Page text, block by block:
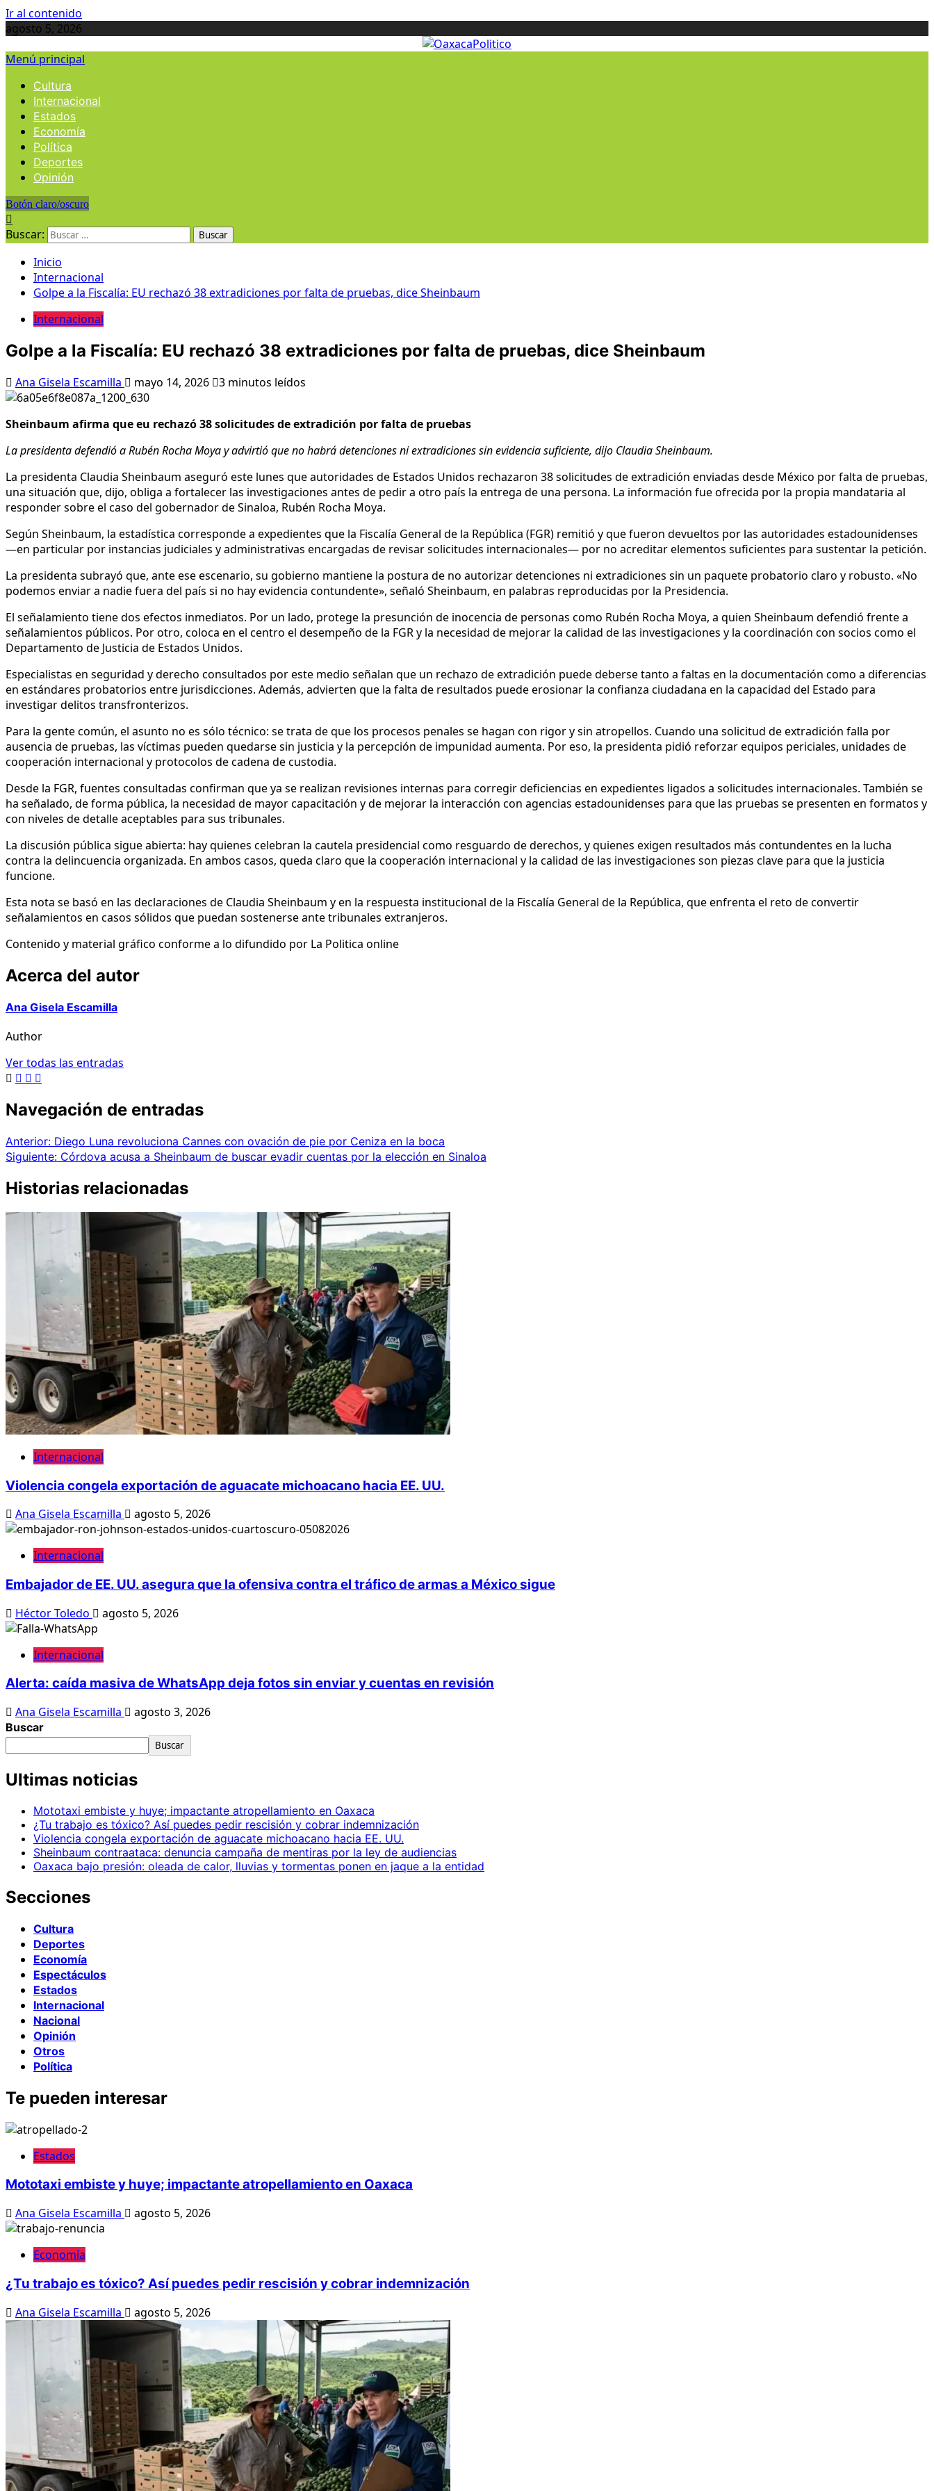
Ir al contenido
agosto 5, 2026
Menú principal
Cultura
Internacional
Estados
Economía
Política
Deportes
Opinión
Botón claro/oscuro
Buscar:
Inicio
Internacional
Golpe a la Fiscalía: EU rechazó 38 extradiciones por falta de pruebas, dice Sheinbaum
Internacional
Golpe a la Fiscalía: EU rechazó 38 extradiciones por falta de pruebas, dice Sheinbaum
Ana Gisela Escamilla mayo 14, 2026 3 minutos leídos
Sheinbaum afirma que eu rechazó 38 solicitudes de extradición por falta de pruebas
La presidenta defendió a Rubén Rocha Moya y advirtió que no habrá detenciones ni extradiciones sin evidencia suficiente, dijo Claudia Sheinbaum.
La presidenta Claudia Sheinbaum aseguró este lunes que autoridades de Estados Unidos rechazaron 38 solicitudes de extradición enviadas desde México por falta de pruebas,
una situación que, dijo, obliga a fortalecer las investigaciones antes de pedir a otro país la entrega de una persona. La información fue ofrecida por la propia mandataria al
responder sobre el caso del gobernador de Sinaloa, Rubén Rocha Moya.
Según Sheinbaum, la estadística corresponde a expedientes que la Fiscalía General de la República (FGR) remitió y que fueron devueltos por las autoridades estadounidenses
—en particular por instancias judiciales y administrativas encargadas de revisar solicitudes internacionales— por no acreditar elementos suficientes para sustentar la petición.
La presidenta subrayó que, ante ese escenario, su gobierno mantiene la postura de no autorizar detenciones ni extradiciones sin un paquete probatorio claro y robusto. «No
podemos enviar a nadie fuera del país si no hay evidencia contundente», señaló Sheinbaum, en palabras reproducidas por la Presidencia.
El señalamiento tiene dos efectos inmediatos. Por un lado, protege la presunción de inocencia de personas como Rubén Rocha Moya, a quien Sheinbaum defendió frente a
señalamientos públicos. Por otro, coloca en el centro el desempeño de la FGR y la necesidad de mejorar la calidad de las investigaciones y la coordinación con socios como el
Departamento de Justicia de Estados Unidos.
Especialistas en seguridad y derecho consultados por este medio señalan que un rechazo de extradición puede deberse tanto a faltas en la documentación como a diferencias
en estándares probatorios entre jurisdicciones. Además, advierten que la falta de resultados puede erosionar la confianza ciudadana en la capacidad del Estado para
investigar delitos transfronterizos.
Para la gente común, el asunto no es sólo técnico: se trata de que los procesos penales se hagan con rigor y sin atropellos. Cuando una solicitud de extradición falla por
ausencia de pruebas, las víctimas pueden quedarse sin justicia y la percepción de impunidad aumenta. Por eso, la presidenta pidió reforzar equipos periciales, unidades de
cooperación internacional y protocolos de cadena de custodia.
Desde la FGR, fuentes consultadas confirman que ya se realizan revisiones internas para corregir deficiencias en expedientes ligados a solicitudes internacionales. También se
ha señalado, de forma pública, la necesidad de mayor capacitación y de mejorar la interacción con agencias estadounidenses para que las pruebas se presenten en formatos y
con niveles de detalle aceptables para sus tribunales.
La discusión pública sigue abierta: hay quienes celebran la cautela presidencial como resguardo de derechos, y quienes exigen resultados más contundentes en la lucha
contra la delincuencia organizada. En ambos casos, queda claro que la cooperación internacional y la calidad de las investigaciones son piezas clave para que la justicia
funcione.
Esta nota se basó en las declaraciones de Claudia Sheinbaum y en la respuesta institucional de la Fiscalía General de la República, que enfrenta el reto de convertir
señalamientos en casos sólidos que puedan sostenerse ante tribunales extranjeros.
Contenido y material gráfico conforme a lo difundido por La Politica online
Acerca del autor
Ana Gisela Escamilla
Author
Ver todas las entradas
Navegación de entradas
Anterior: Diego Luna revoluciona Cannes con ovación de pie por Ceniza en la boca
Siguiente: Córdova acusa a Sheinbaum de buscar evadir cuentas por la elección en Sinaloa
Historias relacionadas
Internacional
Violencia congela exportación de aguacate michoacano hacia EE. UU.
Ana Gisela Escamilla agosto 5, 2026
Internacional
Embajador de EE. UU. asegura que la ofensiva contra el tráfico de armas a México sigue
Héctor Toledo agosto 5, 2026
Internacional
Alerta: caída masiva de WhatsApp deja fotos sin enviar y cuentas en revisión
Ana Gisela Escamilla agosto 3, 2026
Buscar
Buscar
Ultimas noticias
Mototaxi embiste y huye; impactante atropellamiento en Oaxaca
¿Tu trabajo es tóxico? Así puedes pedir rescisión y cobrar indemnización
Violencia congela exportación de aguacate michoacano hacia EE. UU.
Sheinbaum contraataca: denuncia campaña de mentiras por la ley de audiencias
Oaxaca bajo presión: oleada de calor, lluvias y tormentas ponen en jaque a la entidad
Secciones
Cultura
Deportes
Economía
Espectáculos
Estados
Internacional
Nacional
Opinión
Otros
Política
Te pueden interesar
Estados
Mototaxi embiste y huye; impactante atropellamiento en Oaxaca
Ana Gisela Escamilla agosto 5, 2026
Economía
¿Tu trabajo es tóxico? Así puedes pedir rescisión y cobrar indemnización
Ana Gisela Escamilla agosto 5, 2026